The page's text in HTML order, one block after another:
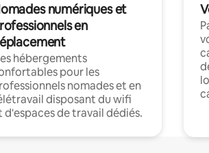
numériques et
en
hébergements
pour les
nomades et en
disposant du wifi
d'espaces de travail dédiés.